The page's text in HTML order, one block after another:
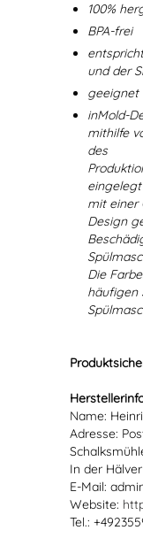
100%
BPA-frei
und der
geeignet
inMold-
mithilfe
des
mit einer
Design
Die
häufigen
Name:
Adresse:
In der
E-Mail:
Website:
Tel.: